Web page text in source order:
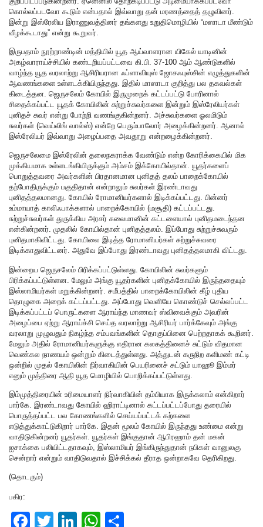
கொல்லப்படவோ கூடும் என்பதால் இவ்வாறு தன் மரணத்தைத் தழுவினர்.
இன்று இஸ்ரேலிய இராணுவத்தினர் தங்களது உறுதிமொழியில் “மஸாடா மீண்டும்
வீழக்கூடாது” என்று கூறுவர்.
இருபதாம் நூற்றாண்டின் மத்தியில் யூத ஆய்வாளரான யிகேல் யாடினின்
அகழ்வாராய்ச்சியில் கண்டறியப்பட்டவை கி.பி. 37-100 ஆம் ஆண்டுகளில்
வாழ்ந்த யூத வரலாற்று ஆசிரியரான ஃப்ளாவியுஸ் ஜோசஃபுஸ்சின் எழுத்துகளின்
ஆவணங்களை உள்ளடக்கியிருந்தது. இதில் மாஸாடா குறித்து பல தகவல்கள்
கிடைத்தன. ஜெருசலேம் கோயில் இருமுறைக் கட்டப்பட்டு போரினால்
சிதைக்கப்பட்ட யூதக் கோயிலின் சுற்றுச்சுவர்களை இன்றும் இஸ்ரேலியர்கள்
புனிதச் சுவர் என்று போற்றி வணங்குகின்றனர். அச்சுவர்களை ஓலமிடும்
சுவர்கள் (வெய்லிங் வால்ஸ்) என்றே பெரும்பாலோர் அழைக்கின்றனர். ஆனால்
இஸ்ரேலியர் இவ்வாறு அழைப்பதை அவதூறு என்றழைக்கின்றனர்.
ஜெருசலேமை இஸ்ரேலின் தலைநகராக்க வேண்டும் என்ற கோரிக்கையில் மிக
முக்கியமாக உள்ளடங்கியிருக்கும் அம்சம் இக்கோயில்தான். யூதர்களைப்
பொறுத்தவரை அவர்களின் பிரதானமான புனிதத் தலம் பாறைக்கோயில்
தற்போதிருக்கும் பகுதிதான் என்றாலும் சுவர்கள் இரண்டாவது
புனிதத்தலமானது. கோயில் ரோமானியர்களால் இடிக்கப்பட்டது. பின்னர்
உம்மாயாத் காலிஃபாக்களால் பாறைக்கோயில் (மசூதி) கட்டப்பட்டது.
சுற்றுச்சுவர்கள் துருக்கிய அரசர் சுலைமானின் கட்டளையால் புனிதமடைந்தன
என்கின்றனர். முதலில் கோயில்தான் புனிதத்தலம். இப்போது சுற்றுச்சுவரும்
புனிதமாகிவிட்டது. கோயிலை இடித்த ரோமானியர்கள் சுற்றுச்சுவரை
இடிக்காதுவிட்டனர். அதுவே இப்போது இரண்டாவது புனிதத்தலமாகி விட்டது.
இன்றைய ஜெருசலேம் பிரிக்கப்பட்டுள்ளது. கோயிலின் சுவர்களும்
பிரிக்கப்பட்டுள்ளன. மேலும் அங்கு யூதர்களின் புனிதக்கோயில் இருந்ததையும்
இஸ்லாமியர்கள் மறுக்கின்றனர். சமீபத்தில் பாறைக்கோயிலின் கீழ் புதிய
தொழுகை அறைக் கட்டப்பட்டது. அப்போது வெளியே கொண்டுச் செல்லப்பட்ட
இடிக்கப்பட்டப் பொருட்களை ஆராய்ந்த மாணவர் ஸ்விவைக்கும் அவரின்
அழைப்பை ஏற்று ஆராய்ச்சி செய்த வரலாற்று ஆசிரியர் பார்க்கேவும் அங்கு
வரலாறு முழுவதும் நிகழ்ந்த சம்பவங்களின் தொகுப்பினை பெற்றதாகக் கூறினர்.
மேலும் அதில் ரோமானியர்களுக்கு எதிரான கலகத்தினைச் சுட்டும் விதமான
வெண்கல நாணயம் ஒன்றும் கிடைத்துள்ளது. அத்துடன் கருநிற களிமண் கட்டி
ஒன்றில் முதல் கோயிலின் நிர்வாகியின் பெயரினைச் சுட்டும் யாஹூ இம்மர்
எனும் முத்திரை ஆதி யூத மொழியில் பொறிக்கப்பட்டுள்ளது.
இம்முத்திரையின் உரிமையாளர் நிர்வாகியின் தம்பியாக இருக்கலாம் என்கிறார்
பார்கே. இரண்டாவது கோயில் ஹிராட்டினால் கட்டப்பட்டப்போது தரையில்
பொருத்தப்பட்ட பல கோணங்களில் செய்யப்பட்டக் கற்களை
எடுத்துக்காட்டுகிறார் பார்கே. இதன் மூலம் கோயில் இருந்தது உண்மை என்று
வாதிடுகின்றனர் யூதர்கள். யூதர்கள் இங்குதான் ஆபிரஹாம் தன் மகன்
ஐசாக்கை பலியிட்டதாகவும், இஸ்லாமியர் இங்கிருந்துதான் நபிகள் வானுலகு
சென்றார் என்றும் வாதிடுவதால் இச்சிக்கல் தீராத ஒன்றாகவே தெரிகிறது.
(தொடரும்)
பகிர:
F T Li W